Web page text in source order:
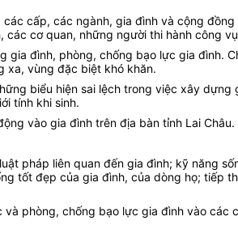
cấp, các ngành, gia đình và cộng
cơ quan, những người thi hành công
đình, phòng, chống bạo lực gia
xa, vùng đặc biệt khó khăn.
biểu hiện sai lệch trong việc xây
tính khi sinh.
vào gia đình trên địa bàn tỉnh Lai Châu.
pháp liên quan đến gia đình; kỹ năng
tốt đẹp của gia đình, của dòng họ; tiếp
phòng, chống bạo lực gia đình vào